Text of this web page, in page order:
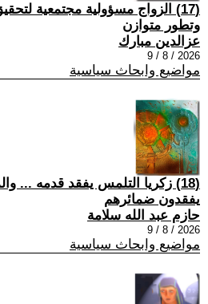
(17) الزواج مسؤولية مجتمعية
وتطور متوازن
عزالدين مبارك
2026 / 8 / 9
مواضيع وابحاث سياسية
(18) زكريا التلمس يفقد قدمه ...
يفقدون ضمائرهم
حازم عبد الله سلامة
2026 / 8 / 9
مواضيع وابحاث سياسية